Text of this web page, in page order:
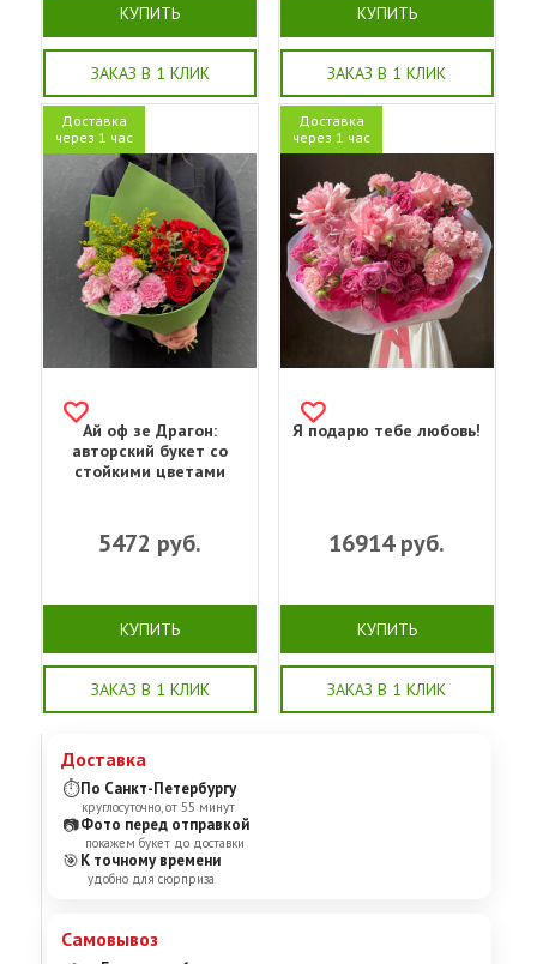
КУПИТЬ
ЗАКАЗ В 1 КЛИК
КУПИТЬ
ЗАКАЗ В 1 КЛИК
Доставка
через 1 час
Ай оф зе Драгон:
авторский букет со
стойкими цветами
5472 руб.
КУПИТЬ
ЗАКАЗ В 1 КЛИК
Доставка
через 1 час
Я подарю тебе любовь!
16914руб.
КУПИТЬ
ЗАКАЗ В 1 КЛИК
Доставка
⏱По Санкт-Петербургу
круглосуточно, от 55 минут
📷Фото перед отправкой
покажем букет до доставки
🎯К точному времени
удобно для сюрприза
Самовывоз